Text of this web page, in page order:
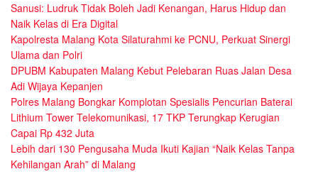
Sanusi: Ludruk Tidak Boleh Jadi Kenangan, Harus Hidup dan
Naik Kelas di Era Digital
Kapolresta Malang Kota Silaturahmi ke PCNU, Perkuat Sinergi
Ulama dan Polri
DPUBM Kabupaten Malang Kebut Pelebaran Ruas Jalan Desa
Adi Wijaya Kepanjen
Polres Malang Bongkar Komplotan Spesialis Pencurian Baterai
Lithium Tower Telekomunikasi, 17 TKP Terungkap Kerugian
Capai Rp 432 Juta
Lebih dari 130 Pengusaha Muda Ikuti Kajian “Naik Kelas Tanpa
Kehilangan Arah” di Malang